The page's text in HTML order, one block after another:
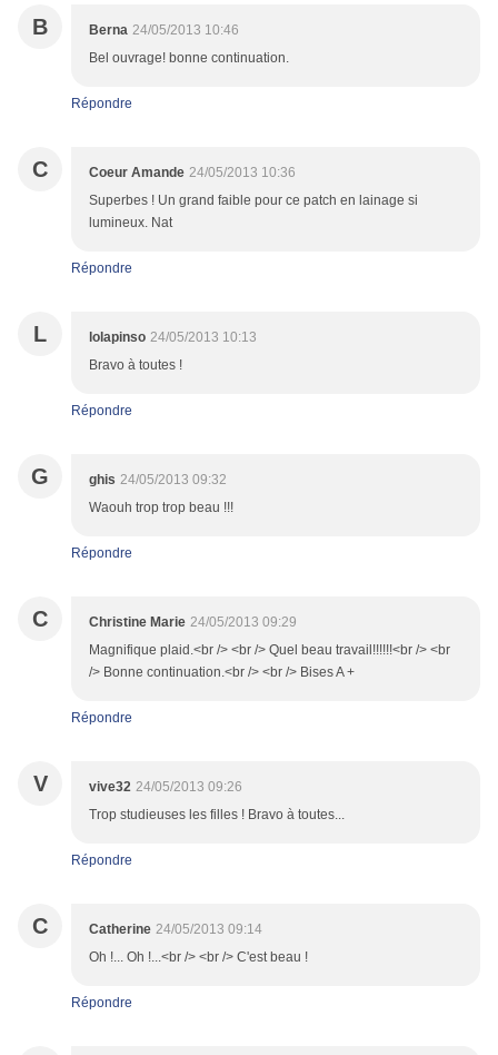
B Berna 24/05/2013 10:46
Bel ouvrage! bonne continuation.
Répondre
C Coeur Amande 24/05/2013 10:36
Superbes ! Un grand faible pour ce patch en lainage si
lumineux. Nat
Répondre
L lolapinso 24/05/2013 10:13
Bravo à toutes !
Répondre
G ghis 24/05/2013 09:32
Waouh trop trop beau !!!
Répondre
C Christine Marie 24/05/2013 09:29
Magnifique plaid.<br /> <br /> Quel beau travail!!!!!!<br /> <br
/> Bonne continuation.<br /> <br /> Bises A +
Répondre
V vive32 24/05/2013 09:26
Trop studieuses les filles ! Bravo à toutes...
Répondre
C Catherine 24/05/2013 09:14
Oh !... Oh !...<br /> <br /> C'est beau !
Répondre